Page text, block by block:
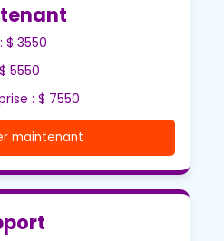
3550
5550
: $ 7550
maintenant